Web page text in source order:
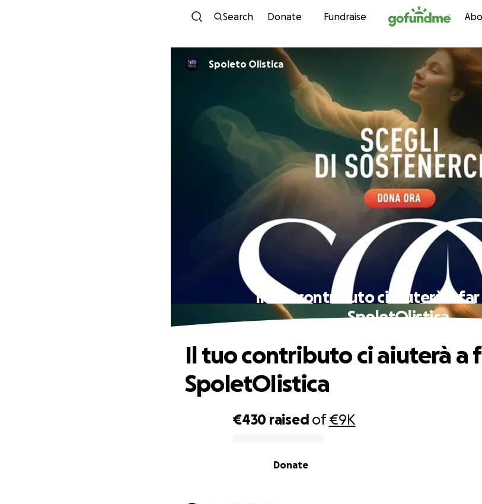
Skip to content
Search Donate Fundraise
Spoleto Olistica
Il tuo contributo ci aiuterà a far
SpoletOlistica
€430 raised of€9K
Donate
Il tuo contributo ci aiuterà a
SpoletOlistica